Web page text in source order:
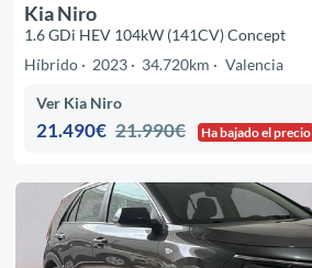
Kia Niro
1.6 GDi HEV 104kW (141CV) Concept
Híbrido
2023 34.720km Valencia
Ver Kia Niro
21.490€ 21.990€ Ha bajado el precio